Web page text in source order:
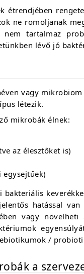
étrendjében
ne romoljanak
tartalmaz
lévő jó
vagy
létezik.
mikrobák élnek:
az élesztőket is)
egysejtűek)
bakteriális
hatással
vagy
/
a